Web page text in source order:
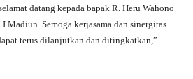
datang kepada bapak R. Heru Wahono
Madiun. Semoga kerjasama dan sinergitas
terus dilanjutkan dan ditingkatkan,”